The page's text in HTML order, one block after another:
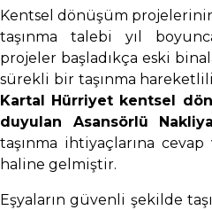
Kentsel dönüşüm
taşınma talebi yıl
projeler başladıkça eski
sürekli bir taşınma
Kartal Hürriyet kentsel
duyulan Asansörlü
taşınma ihtiyaçlarına
haline gelmiştir.
Eşyaların güvenli şekilde